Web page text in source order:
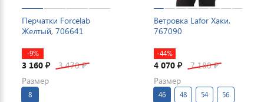
Перчатки Forcelab
Желтый, 706641
-9%
3 160 ₽ 3 470₽
Размер
8
Ветровка Lafor Хаки,
767090
-44%
4 070 ₽ 7 180₽
Размер
46 48 54 56